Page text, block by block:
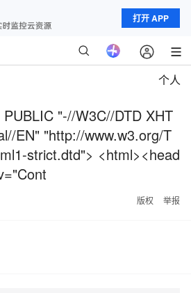
打开 APP
个人
"-//W3C//DTD XHT
EN" "http://www.w3.org/T
strict.dtd"> <html><head
版权 举报